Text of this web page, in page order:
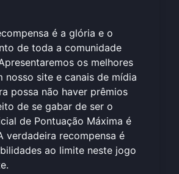
é a glória e o
de toda a comunidade
os melhores
nosso site e canais de mídia
possa não haver prêmios
de se gabar de ser o
de Pontuação Máxima é
verdadeira recompensa é
ao limite neste jogo
.